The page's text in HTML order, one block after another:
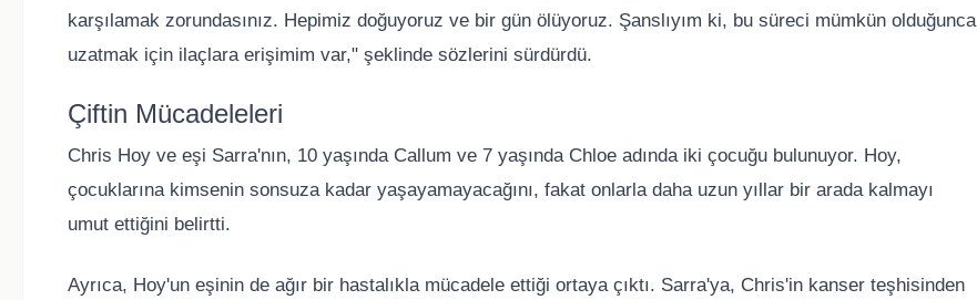
karşılamak zorundasınız. Hepimiz doğuyoruz ve bir gün ölüyoruz. Şanslıyım ki, bu süreci mümkün olduğunca
uzatmak için ilaçlara erişimim var," şeklinde sözlerini sürdürdü.
Çiftin Mücadeleleri
Chris Hoy ve eşi Sarra'nın, 10 yaşında Callum ve 7 yaşında Chloe adında iki çocuğu bulunuyor. Hoy,
çocuklarına kimsenin sonsuza kadar yaşayamayacağını, fakat onlarla daha uzun yıllar bir arada kalmayı
umut ettiğini belirtti.
Ayrıca, Hoy'un eşinin de ağır bir hastalıkla mücadele ettiği ortaya çıktı. Sarra'ya, Chris'in kanser teşhisinden